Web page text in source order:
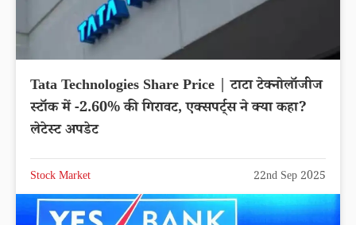
Tata Technologies Share Price | टाटा टेक्नोलॉजीज
स्टॉक में -2.60% की गिरावट, एक्सपर्ट्स ने क्या कहा?
लेटेस्ट अपडेट
Stock Market 22nd Sep 2025